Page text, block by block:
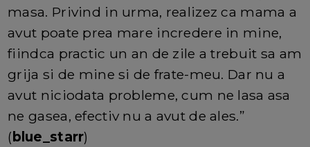
masa. Privind in urma, realizez ca mama a
avut poate prea mare incredere in mine,
fiindca practic un an de zile a trebuit sa am
grija si de mine si de frate-meu. Dar nu a
avut niciodata probleme, cum ne lasa asa
ne gasea, efectiv nu a avut de ales.”
(blue_starr)